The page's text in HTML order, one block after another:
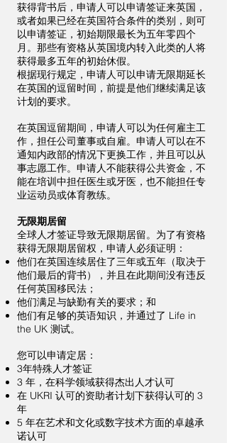
获得背书后，申请人可以申请签证来英国，
或者如果已经在英国符合条件的类别，则可
以申请签证，初始期限最长为五年零四个
月。那些有资格从英国境内转入此类的人将
获得最多五年的初始休假。
根据现行规定，申请人可以申请无限期延长
在英国的逗留时间，前提是他们继续满足该
计划的要求。
在英国逗留期间，申请人可以为任何雇主工
作，担任公司董事或自雇。申请人可以在不
通知内政部的情况下更换工作，并且可以从
事志愿工作。申请人不能获得公共资金，不
能在培训中担任医生或牙医，也不能担任专
业运动员或体育教练。
无限期居留
全球人才签证导致无限期居留。为了有资格
获得无限期居留权，申请人必须证明：
他们在英国连续居住了三年或五年（取决于
他们最后的背书），并且在此期间没有违反
任何英国移民法；
他们满足与缺勤有关的要求；和
他们有足够的英语知识，并通过了 Life in
the UK 测试。
您可以申请定居：
3年特殊人才签证
3 年，在科学领域获得杰出人才认可
在 UKRI 认可的资助者计划下获得认可的 3
年
5 年在艺术和文化或数字技术方面的卓越承
诺认可